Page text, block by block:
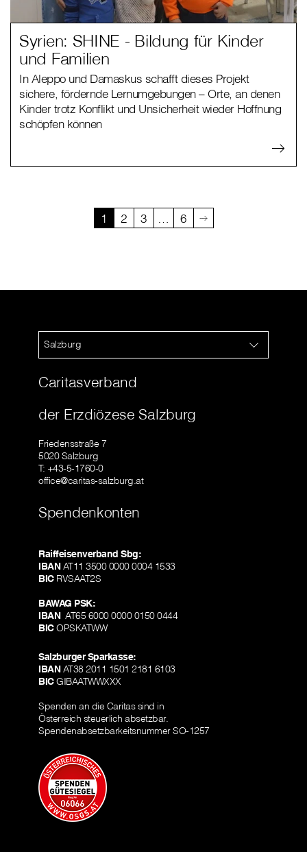
Syrien: SHINE - Bildung für Kinder
und Familien
In Aleppo und Damaskus schafft dieses Projekt
sichere, fördernde Lernumgebungen – Orte, an denen
Kinder trotz Konflikt und Unsicherheit wieder Hoffnung
schöpfen können
1 2 3 6
Salzburg
Caritasverband
der Erzdiözese Salzburg
Friedensstraße 7
5020 Salzburg
T: +43-5-1760-0
office@caritas-salzburg.at
Spendenkonten
Raiffeisenverband Sbg:
IBANAT11 3500 0000 0004 1533
BICRVSAAT2S
BAWAG PSK:
IBANAT65 6000 0000 0150 0444
BICOPSKATWW
Salzburger Sparkasse:
IBANAT38 2011 1501 2181 6103
BICGIBAATWWXXX
Spenden an die Caritas sind in
Österreich steuerlich absetzbar.
Spendenabsetzbarkeitsnummer SO-1257